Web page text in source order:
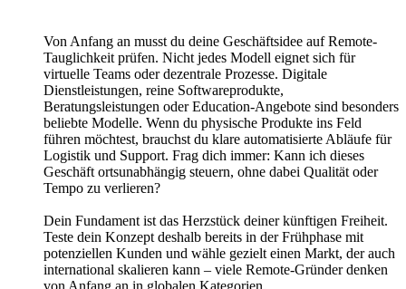
Von Anfang an musst du deine Geschäftsidee auf Remote-
Tauglichkeit prüfen. Nicht jedes Modell eignet sich für
virtuelle Teams oder dezentrale Prozesse. Digitale
Dienstleistungen, reine Softwareprodukte,
Beratungsleistungen oder Education-Angebote sind besonders
beliebte Modelle. Wenn du physische Produkte ins Feld
führen möchtest, brauchst du klare automatisierte Abläufe für
Logistik und Support. Frag dich immer: Kann ich dieses
Geschäft ortsunabhängig steuern, ohne dabei Qualität oder
Tempo zu verlieren?
Dein Fundament ist das Herzstück deiner künftigen Freiheit.
Teste dein Konzept deshalb bereits in der Frühphase mit
potenziellen Kunden und wähle gezielt einen Markt, der auch
international skalieren kann – viele Remote-Gründer denken
von Anfang an in globalen Kategorien.